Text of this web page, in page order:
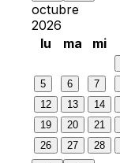
octubre
2026
lu
ma mi
5
6 7
12
13 14
19
20 21
26
27 28